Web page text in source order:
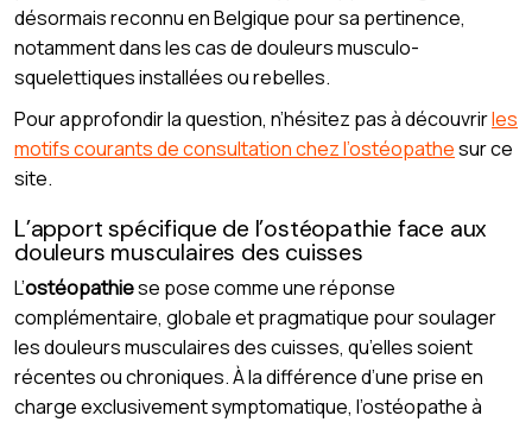
désormais reconnu en Belgique pour sa pertinence,
notamment dans les cas de douleurs musculo-
squelettiques installées ou rebelles.
Pour approfondir la question, n’hésitez pas à découvrirles
motifs courants de consultation chez l’ostéopathesur ce
site.
L’apport spécifique de l’ostéopathie face aux
douleurs musculaires des cuisses
L’ostéopathiese pose comme une réponse
complémentaire, globale et pragmatique pour soulager
les douleurs musculaires des cuisses, qu’elles soient
récentes ou chroniques. À la différence d’une prise en
charge exclusivement symptomatique, l’ostéopathe à